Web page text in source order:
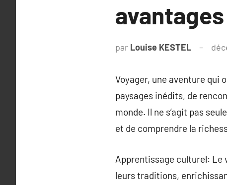
par Louise KESTEL
Voyager, une aventure qui
paysages inédits, de
monde. Il ne s’agit pas
et de comprendre la
Apprentissage culturel: Le
leurs traditions,